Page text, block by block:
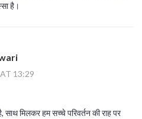
है।
13:29
साथ मिलकर हम सच्चे परिवर्तन की राह पर